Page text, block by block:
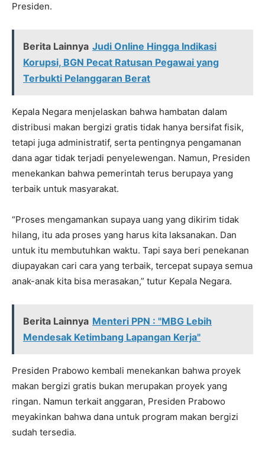
Presiden.
Berita Lainnya Judi Online Hingga Indikasi
Korupsi, BGN Pecat Ratusan Pegawai yang
Terbukti Pelanggaran Berat
Kepala Negara menjelaskan bahwa hambatan dalam
distribusi makan bergizi gratis tidak hanya bersifat fisik,
tetapi juga administratif, serta pentingnya pengamanan
dana agar tidak terjadi penyelewengan. Namun, Presiden
menekankan bahwa pemerintah terus berupaya yang
terbaik untuk masyarakat.
“Proses mengamankan supaya uang yang dikirim tidak
hilang, itu ada proses yang harus kita laksanakan. Dan
untuk itu membutuhkan waktu. Tapi saya beri penekanan
diupayakan cari cara yang terbaik, tercepat supaya semua
anak-anak kita bisa merasakan,” tutur Kepala Negara.
Berita Lainnya Menteri PPN : "MBG Lebih
Mendesak Ketimbang Lapangan Kerja"
Presiden Prabowo kembali menekankan bahwa proyek
makan bergizi gratis bukan merupakan proyek yang
ringan. Namun terkait anggaran, Presiden Prabowo
meyakinkan bahwa dana untuk program makan bergizi
sudah tersedia.